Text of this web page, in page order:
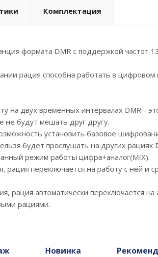
Комплектация
формата DMR с поддержкой частот
рация способна работать в
на двух временных интервалах DMR -
не будут мешать друг другу.
установить базовое
будет прослушать на других рациях
режим работы цифра+аналог(MIX).
рация переключается на работу с ней и
рация автоматически переключается
рациями.
Новинка